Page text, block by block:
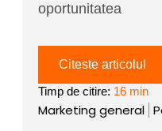
oportunitatea
Citeste articolul
Timp de citire: 16 min
Marketing general